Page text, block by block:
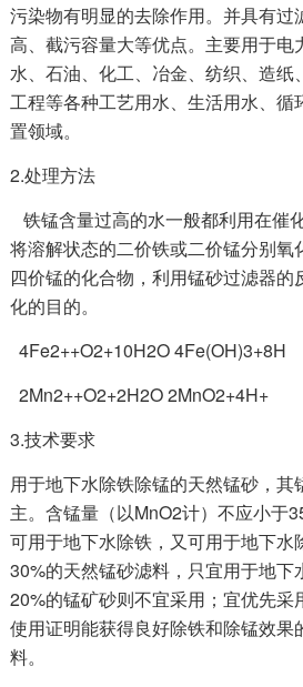
污染物有明显的去除作用。并具有过
高、截污容量大等优点。主要用于电
水、石油、化工、冶金、纺织、造纸
工程等各种工艺用水、生活用水、循
置领域。
2.处理方法
铁锰含量过高的水一般都利用在催
将溶解状态的二价铁或二价锰分别氧
四价锰的化合物，利用锰砂过滤器
化的目的。
4Fe2++O2+10H2O 4Fe(OH)3+8H
2Mn2++O2+2H2O 2MnO2+4H+
3.技术要求
用于地下水除铁除锰的天然锰砂，其
主。含锰量（以MnO2计）不应小于
可用于地下水除铁，又可用于地下水
30%的天然锰砂滤料，只宜用于地下
20%的锰矿砂则不宜采用；宜优先采
使用证明能获得良好除铁和除锰效果
料。